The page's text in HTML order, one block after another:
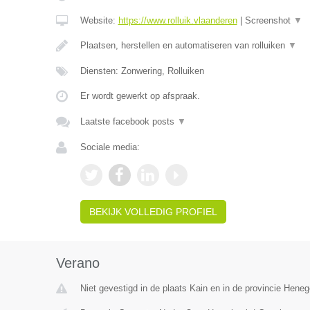
Website: https://www.rolluik.vlaanderen| Screenshot ▼
Plaatsen, herstellen en automatiseren van rolluiken ▼
Diensten: Zonwering, Rolluiken
Er wordt gewerkt op afspraak.
Laatste facebook posts ▼
Sociale media:
BEKIJK VOLLEDIG PROFIEL
Verano
Niet gevestigd in de plaats Kain en in de provincie